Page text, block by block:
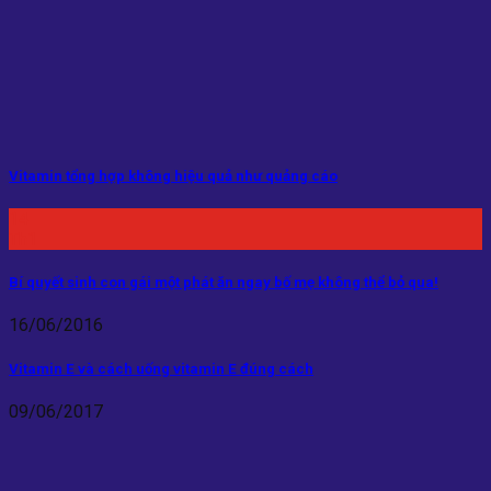
Vitamin tổng hợp không hiệu quả như quảng cáo
Bí quyết sinh con gái một phát ăn ngay bố mẹ không thể bỏ qua!
16/06/2016
Vitamin E và cách uống vitamin E đúng cách
09/06/2017